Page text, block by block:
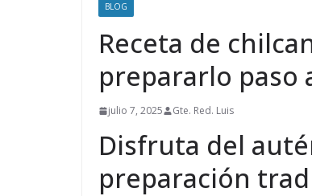
BLOG
Receta de
prepararlo paso
julio 7, 2025 Gte. Red. Luis
Disfruta del
preparación